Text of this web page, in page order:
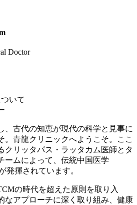
Doctor
いて
、古代の知恵が現代の科学と見事に
。青龍クリニックへようこそ。ここ
クリッタパス・ラッタカム医師とタ
ームによって、伝統中国医学
発揮されています。
の時代を超えた原則を取り入
なアプローチに深く取り組み、健康